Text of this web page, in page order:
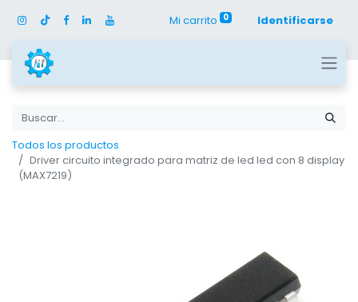
Mi carrito 0 Identificarse
Todos los productos
Driver circuito integrado para matriz de led led con 8 display
(MAX7219)